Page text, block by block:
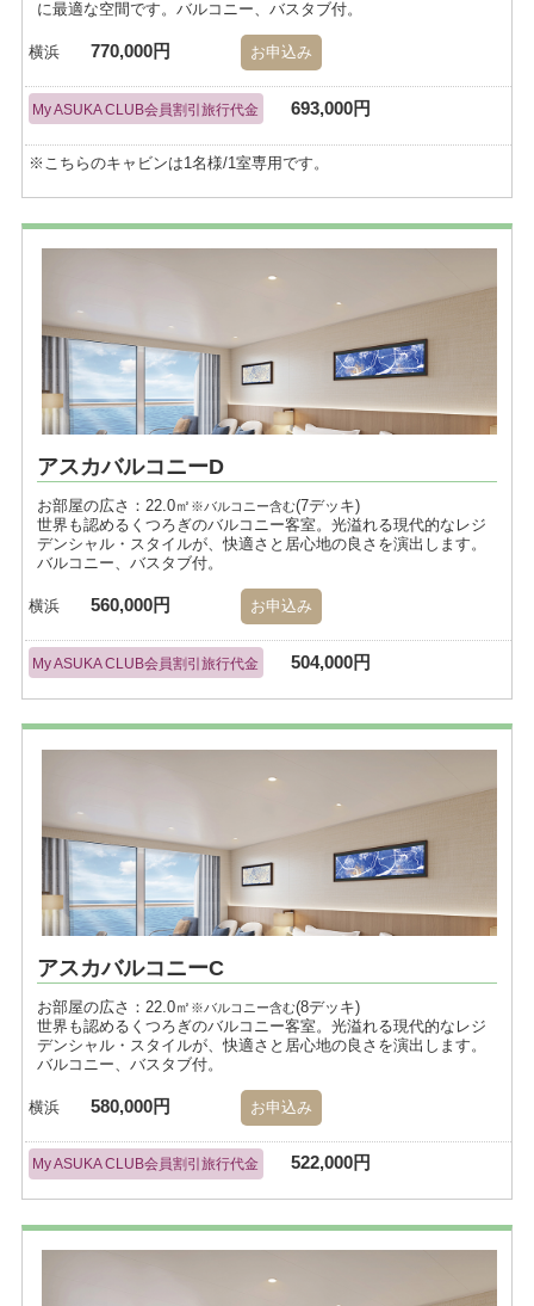
に最適な空間です。バルコニー、バスタブ付。
横浜 770,000円 お申込み
My ASUKA CLUB会員割引旅行代金 693,000円
※こちらのキャビンは1名様/1室専用です。
アスカバルコニーD
お部屋の広さ：22.0㎡ ※バルコニー含む(7デッキ)
世界も認めるくつろぎのバルコニー客室。光溢れる現代的なレジ
デンシャル・スタイルが、快適さと居心地の良さを演出します。
バルコニー、バスタブ付。
横浜 560,000円 お申込み
My ASUKA CLUB会員割引旅行代金 504,000円
アスカバルコニーC
お部屋の広さ：22.0㎡ ※バルコニー含む(8デッキ)
世界も認めるくつろぎのバルコニー客室。光溢れる現代的なレジ
デンシャル・スタイルが、快適さと居心地の良さを演出します。
バルコニー、バスタブ付。
横浜 580,000円 お申込み
My ASUKA CLUB会員割引旅行代金 522,000円